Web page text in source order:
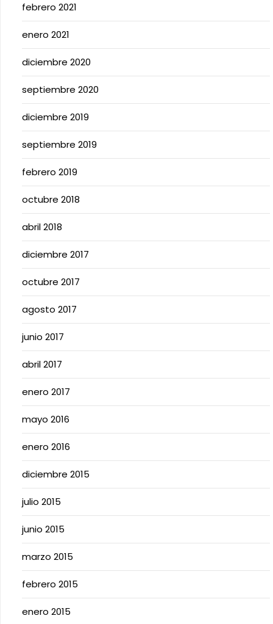
febrero 2021
enero 2021
diciembre 2020
septiembre 2020
diciembre 2019
septiembre 2019
febrero 2019
octubre 2018
abril 2018
diciembre 2017
octubre 2017
agosto 2017
junio 2017
abril 2017
enero 2017
mayo 2016
enero 2016
diciembre 2015
julio 2015
junio 2015
marzo 2015
febrero 2015
enero 2015